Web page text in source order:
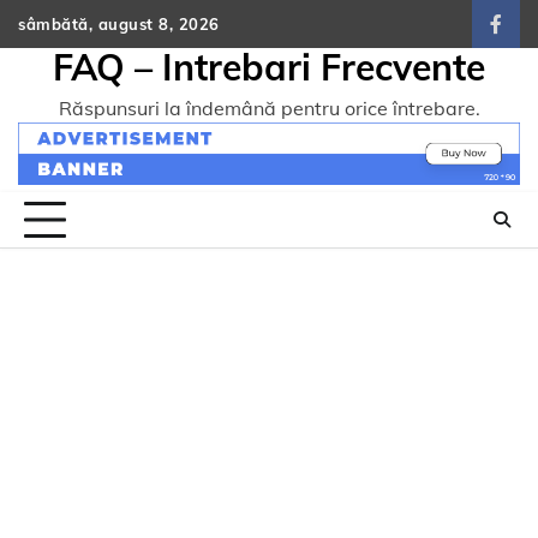
Skip
to
content
sâmbătă, august 8, 2026
FAQ – Intrebari Frecvente
Răspunsuri la îndemână pentru orice întrebare.